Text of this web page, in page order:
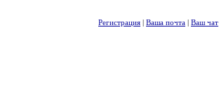
Регистрация | Ваша почта | Ваш чат